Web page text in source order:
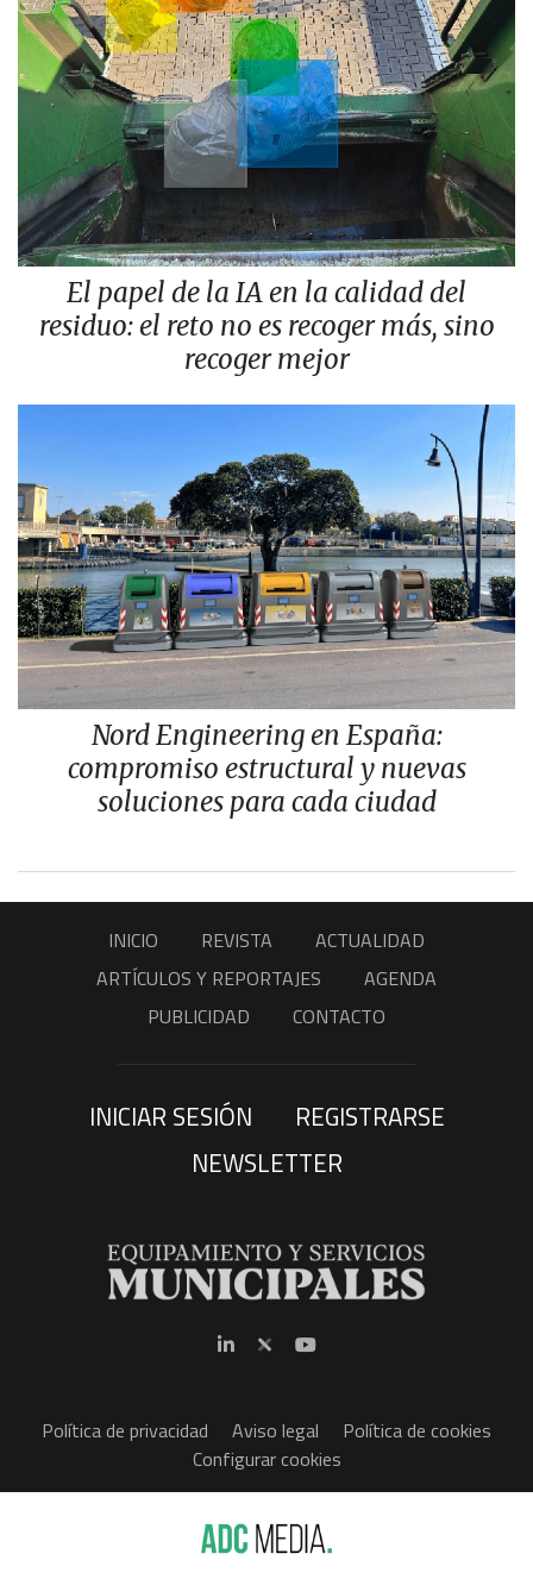
El papel de la IA en la calidad del
residuo: el reto no es recoger más, sino
recoger mejor
Nord Engineering en España:
compromiso estructural y nuevas
soluciones para cada ciudad
INICIO REVISTA
ACTUALIDAD
ARTÍCULOS Y REPORTAJES
AGENDA
PUBLICIDAD
CONTACTO
INICIAR SESIÓN
REGISTRARSE
NEWSLETTER
Política de privacidad Aviso legal
Política de cookies
Configurar cookies